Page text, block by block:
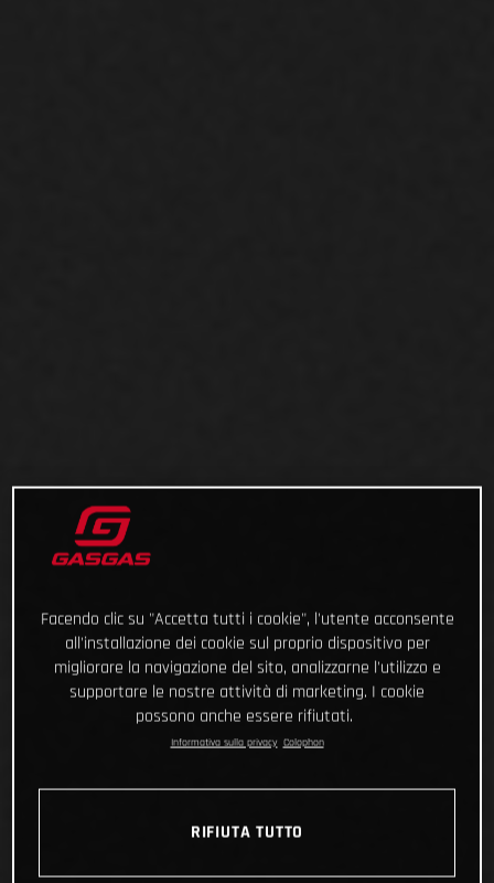
Facendo clic su "Accetta tutti i cookie", l'utente acconsente
all'installazione dei cookie sul proprio dispositivo per
migliorare la navigazione del sito, analizzarne l'utilizzo e
supportare le nostre attività di marketing. I cookie
possono anche essere rifiutati.
Informativa sulla privacy Colophon
RIFIUTA TUTTO